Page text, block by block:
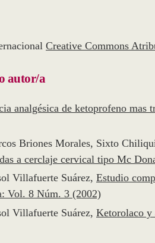
Creative Commons
autor/a
analgésica de ketoprofeno mas
Briones Morales, Sixto
a cerclaje cervical tipo Mc
Villafuerte Suárez, Estudio
Vol. 8 Núm. 3 (2002)
Villafuerte Suárez, Ketorolaco y